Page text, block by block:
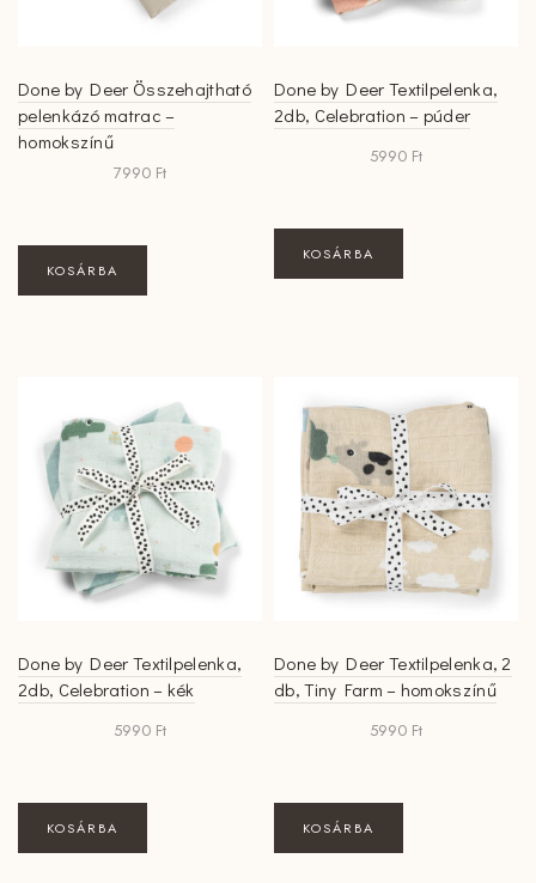
Done by Deer Összehajtható
pelenkázó matrac –
homokszínű
7990 Ft
KOSÁRBA
Done by Deer Textilpelenka,
2db, Celebration – púder
5990 Ft
KOSÁRBA
Done by Deer Textilpelenka,
2db, Celebration – kék
5990 Ft
KOSÁRBA
Done by Deer Textilpelenka, 2
db, Tiny Farm – homokszínű
5990 Ft
KOSÁRBA